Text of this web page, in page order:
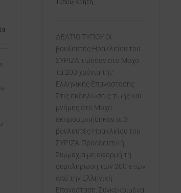
Τύπου Κρήτη
ΔΕΛΤΙΟ ΤΥΠΟΥ Oι
βουλευτές Ηρακλείου του
ΣΥΡΙΖΑ τίμησαν στο Μοχό
τα 200 χρόνια της
Ελληνικής Επανάστασης
Στις εκδηλώσεις τιμής και
μνήμης στο Μοχό
εκπροσωπήθηκαν οι 3
βουλευτές Ηρακλείου του
ΣΥΡΙΖΑ-Προοδευτική
Συμμαχία με αφορμή τη
συμπλήρωση των 200 ετών
από την Ελληνική
Επανάσταση. Συγκεκριμένα